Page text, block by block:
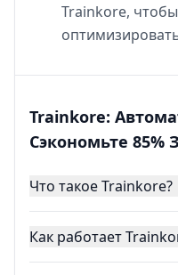
Trainkore,
Trainkore:
Сэкономьте 85%
Что такое Trainkore?
Как работает